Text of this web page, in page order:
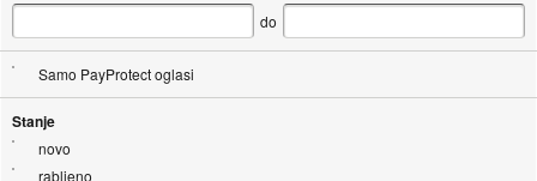
do
Samo PayProtect oglasi
Stanje
novo
rabljeno